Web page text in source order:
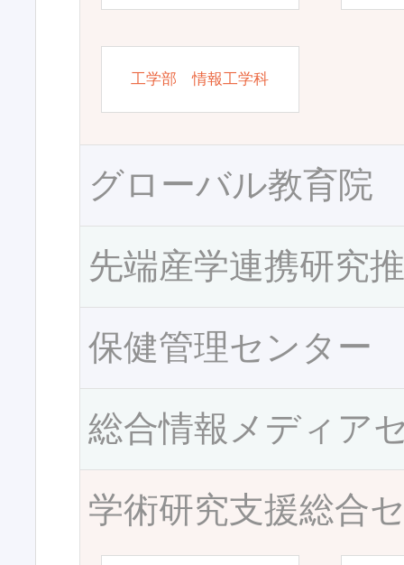
工学部 情報工学科
グローバル教育院
先端産学連携研究
保健管理センター
総合情報メディア
学術研究支援総合